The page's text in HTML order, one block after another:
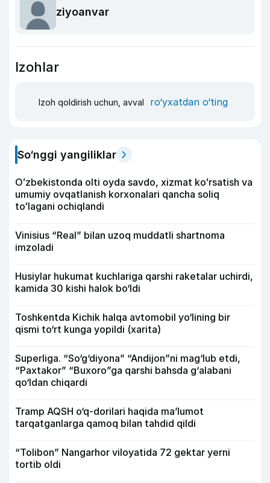
ziyoanvar
Izohlar
Izoh qoldirish uchun, avval ro‘yxatdan o‘ting
So‘nggi yangiliklar
Oʻzbekistonda olti oyda savdo, xizmat koʻrsatish va
umumiy ovqatlanish korxonalari qancha soliq
toʻlagani ochiqlandi
Vinisius “Real” bilan uzoq muddatli shartnoma
imzoladi
Husiylar hukumat kuchlariga qarshi raketalar uchirdi,
kamida 30 kishi halok bo‘ldi
Toshkentda Kichik halqa avtomobil yo‘lining bir
qismi to‘rt kunga yopildi (xarita)
Superliga. “So‘g‘diyona” “Andijon”ni mag‘lub etdi,
“Paxtakor” “Buxoro”ga qarshi bahsda g‘alabani
qo‘ldan chiqardi
Tramp AQSH o‘q-dorilari haqida ma’lumot
tarqatganlarga qamoq bilan tahdid qildi
“Tolibon” Nangarhor viloyatida 72 gektar yerni
tortib oldi